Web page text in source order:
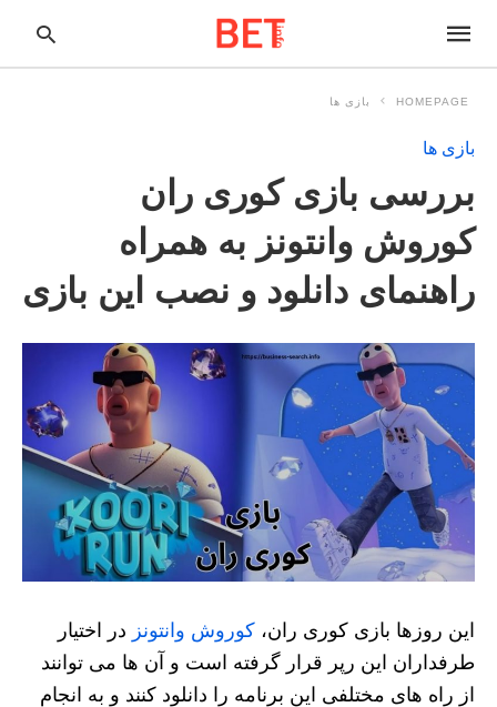
HOMEPAGE بازی ها
بازی ها
بررسی بازی کوری ران
کوروش وانتونز به همراه
راهنمای دانلود و نصب این بازی
این روزها بازی کوری ران، کوروش وانتونز در اختیار
طرفداران این رپر قرار گرفته است و آن ها می توانند
از راه های مختلفی این برنامه را دانلود کنند و به انجام